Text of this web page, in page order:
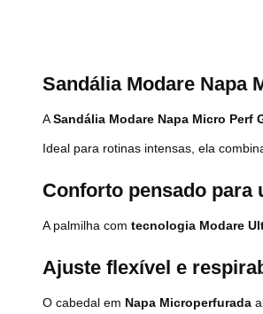
Sandália Modare Napa
ASandália Modare Napa Micro Perf
Ideal para rotinas intensas, ela
Conforto pensado para
A palmilha com tecnologia Modare
Ajuste flexível e
O cabedal em Napa Microperfurada